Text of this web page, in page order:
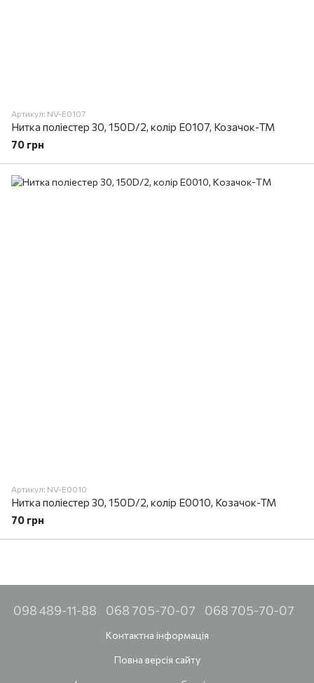
Артикул: NV-E0107
Нитка поліестер 30, 150D/2, колір E0107, Козачок-ТМ
70 грн
Артикул: NV-E0010
Нитка поліестер 30, 150D/2, колір E0010, Козачок-ТМ
70 грн
098 489-11-88 068 705-70-07 068 705-70-07
Контактна інформація
Повна версія сайту